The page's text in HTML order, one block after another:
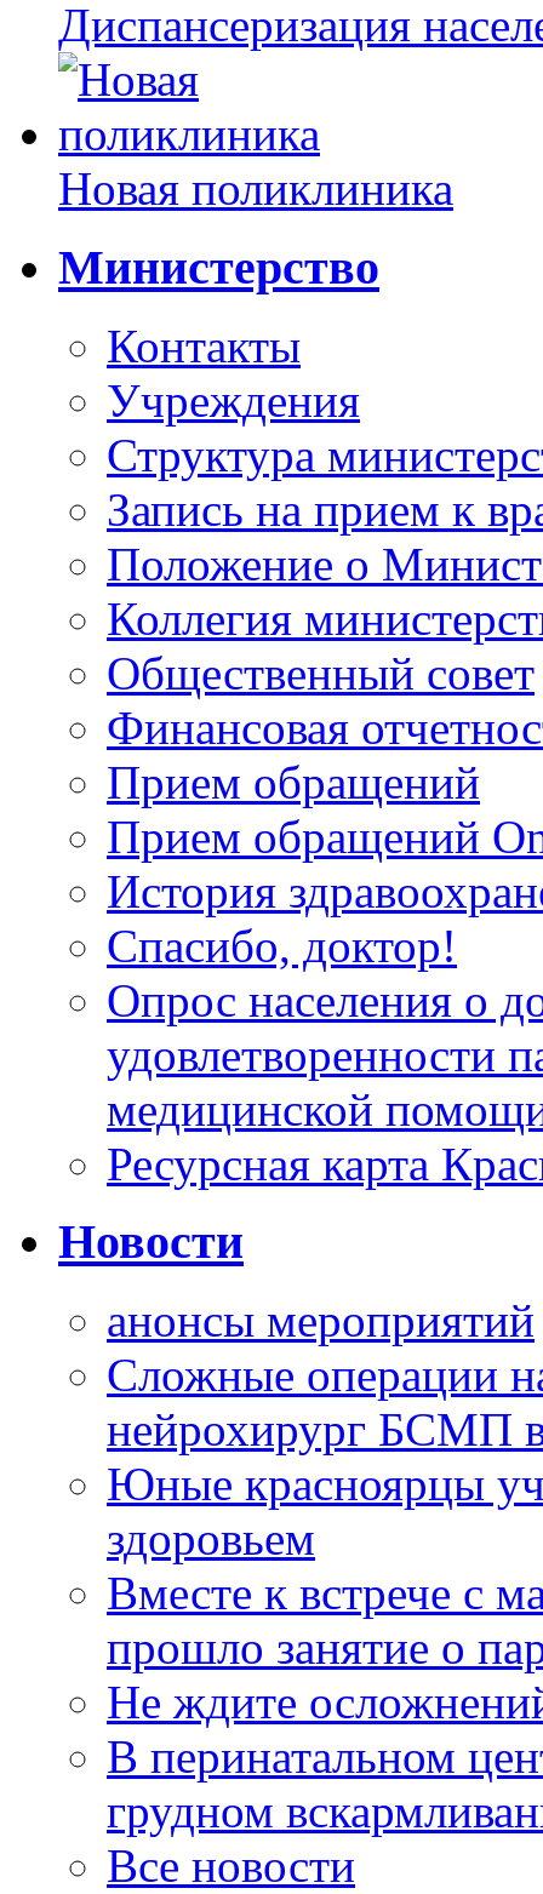
Диспансеризация
Новая поликлиника
Министерство
Контакты
Учреждения
Структура
Запись на прием к
Положение о
Коллегия
Общественный совет
Финансовая
Прием обращений
Прием обращений
История
Спасибо, доктор!
Опрос населения о
удовлетворенности
медицинской
Ресурсная карта
Новости
анонсы мероприятий
Сложные операции
нейрохирург БСМП
Юные красноярцы
здоровьем
Вместе к встрече с
прошло занятие о
Не ждите
В перинатальном
грудном
Все новости